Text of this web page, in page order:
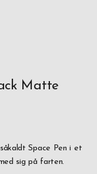
Matte
Space Pen i et
sig på farten.